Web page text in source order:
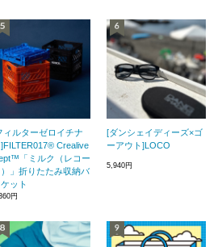
ィルターゼロイチナ
Crealive
「ミルク（レコー
）」折りたたみ収納バ
ット
円
[ダンシェイディーズ×ゴ
ーアウト]LOCO
5,940円